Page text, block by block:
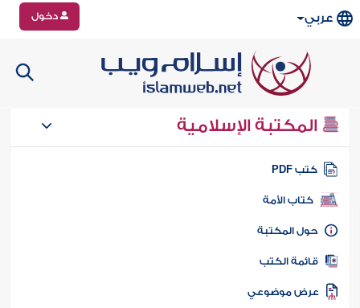
عربي دخول
المكتبة الإسلامية
كتب PDF
كتاب الأمة
المكتبة
الكتب